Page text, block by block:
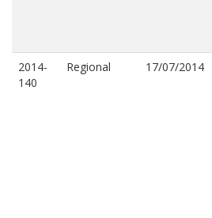
2014-
140
Regional 17/07/2014